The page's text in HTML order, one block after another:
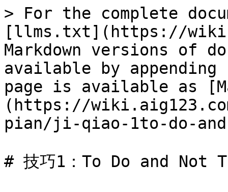
> For the complete
[llms.txt](https://
Markdown versions of
available by
page is available as
(https://
pian/ji-qiao-1to-do-
# 技巧1：To Do and Not